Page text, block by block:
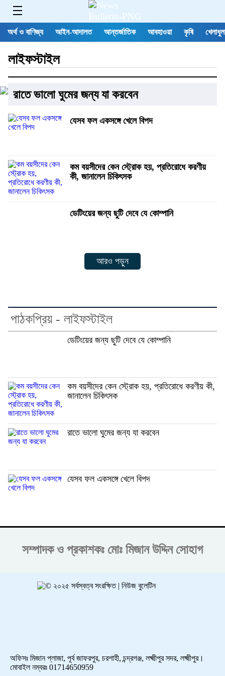
অর্থ ও বাণিজ্য আইন-আদালত আন্তর্জাতিক আবহাওয়া কৃষি
লাইফস্টাইল
রাতে ভালো ঘুমের জন্য যা করবেন
যেসব ফল একসঙ্গে খেলে বিপদ
কম বয়সীদের কেন স্ট্রোক হয়, প্রতিরোধে করণীয়
কী, জানালেন চিকিৎসক
ডেটিংয়ের জন্য ছুটি দেবে যে কোম্পানি
আরও পড়ুন
পাঠকপ্রিয় - লাইফস্টাইল
ডেটিংয়ের জন্য ছুটি দেবে যে কোম্পানি
কম বয়সীদের কেন স্ট্রোক হয়, প্রতিরোধে করণীয় কী,
জানালেন চিকিৎসক
রাতে ভালো ঘুমের জন্য যা করবেন
যেসব ফল একসঙ্গে খেলে বিপদ
সম্পাদক ও প্রকাশকঃ মোঃ মিজান উদ্দিন সোহাগ
অফিসঃ মিজান প্লাজা, পূর্ব জাফরপুর, চরশাহী, চন্দ্রগঞ্জ, লক্ষ্মীপুর সদর, লক্ষ্মীপুর।
মোবাইল নম্বরঃ 01714650959